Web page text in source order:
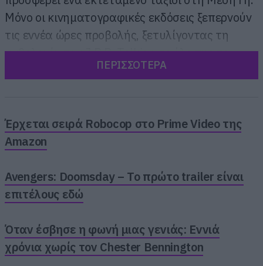
Μόνο οι κινηματογραφικές εκδόσεις ξεπερνούν
τις εννέα ώρες προβολής, ξετυλίγοντας τη
μυθολογία του J.R.R. Tolkien σε όλο της το
ΠΕΡΙΣΣΟΤΕΡΑ
Έρχεται σειρά Robocop στο Prime Video της
Amazon
Avengers: Doomsday – Το πρώτο trailer είναι
επιτέλους εδώ
Όταν έσβησε η φωνή μιας γενιάς: Εννιά
χρόνια χωρίς τον Chester Bennington